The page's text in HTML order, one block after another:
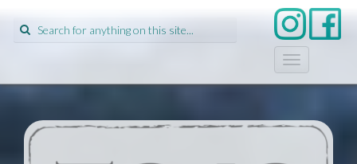
Search
for:
T
o
l